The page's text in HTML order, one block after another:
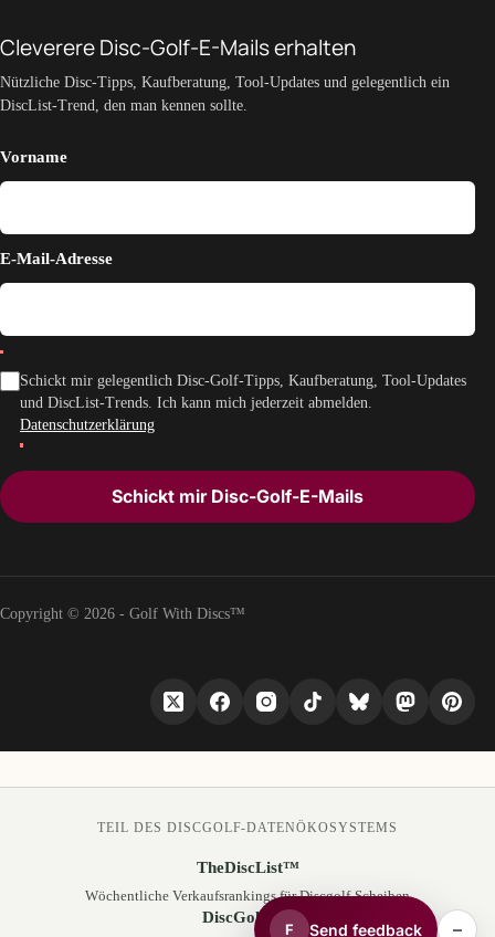
Cleverere Disc-Golf-E-Mails erhalten
Nützliche Disc-Tipps, Kaufberatung, Tool-Updates und gelegentlich ein
DiscList-Trend, den man kennen sollte.
Vorname
E-Mail-Adresse
Schickt mir gelegentlich Disc-Golf-Tipps, Kaufberatung, Tool-Updates
und DiscList-Trends. Ich kann mich jederzeit abmelden.
Datenschutzerklärung
Schickt mir Disc-Golf-E-Mails
Copyright © 2026 - Golf With Discs™
F Send feedback –
TEIL DES DISCGOLF-DATENÖKOSYSTEMS
TheDiscList™
Wöchentliche Verkaufsrankings für Discgolf-Scheiben
DiscGolfAPI